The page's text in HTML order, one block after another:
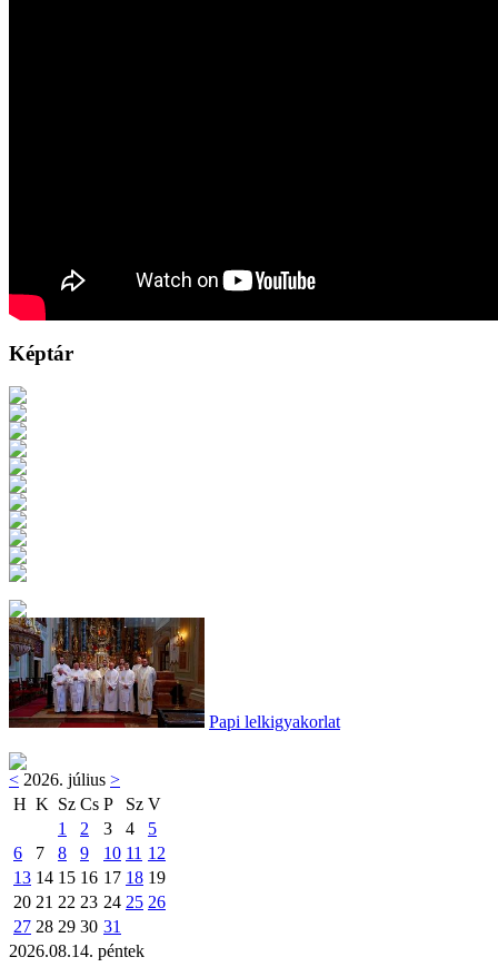
Képtár
Papi lelkigyakorlat
< 2026. július >
H K Sz Cs P Sz V
1
2 3 4
5
6
7 8 9 10 11 12
13 14 15 16 17 18 19
20 21 22 23 24 25 26
27 28 29 30 31
2026.08.14. péntek